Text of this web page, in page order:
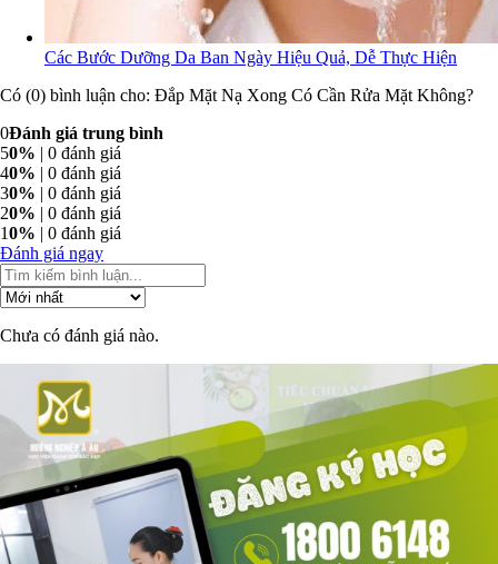
Các Bước Dưỡng Da Ban Ngày Hiệu Quả, Dễ Thực Hiện
Có (0) bình luận cho: Đắp Mặt Nạ Xong Có Cần Rửa Mặt Không?
0Đánh giá trung bình
50% | 0 đánh giá
40% | 0 đánh giá
30% | 0 đánh giá
20% | 0 đánh giá
10% | 0 đánh giá
Đánh giá ngay
Chưa có đánh giá nào.